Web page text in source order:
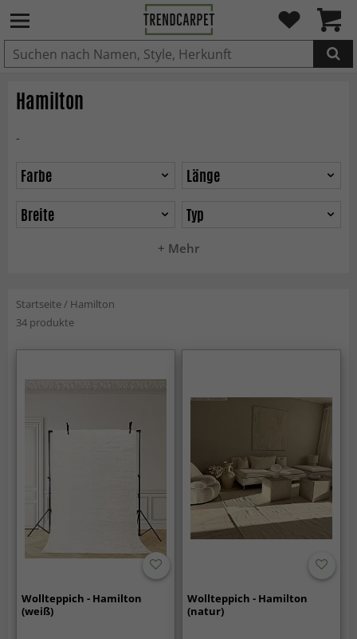
Hamilton
-
+ Mehr
Farbe
Länge
Breite
Typ
Startseite/ Hamilton
34 produkte
Wollteppich - Hamilton
(weiß)
Wollteppich - Hamilton
(natur)